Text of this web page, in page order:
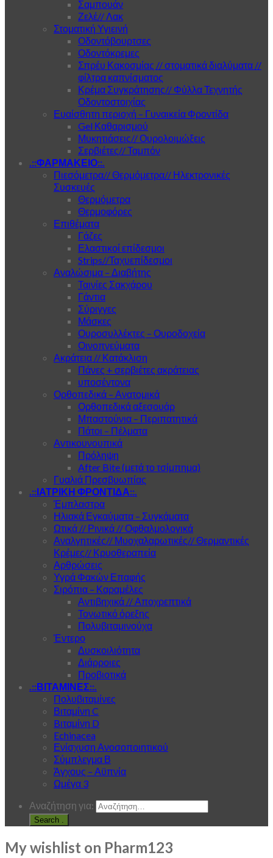
Σαμπουάν
Ζελέ// Λακ
Στοματική Υγιεινή
Οδοντόβουρτσες
Οδοντόκρεμες
Σπρέυ Κακοσμίας // στοματικά διαλύματα //
φίλτρα καπνίσματος
Κρέμα Συγκράτησης// Φύλλα Τεχνητής
Οδοντοστοιχίας
Ευαίσθητη περιοχή – Γυναικεία Φροντίδα
Gel Καθαρισμού
Μυκητιάσεις// Ουρολοιμώξεις
Σερβιέτες// Ταμπόν
.::ΦΑΡΜΑΚΕΙΟ::.
Πιεσόμετρα// Θερμόμετρα// Ηλεκτρονικές
Συσκευές
Θερμόμετρα
Θερμοφόρες
Επιθέματα
Γάζες
Ελαστικοί επίδεσμοι
Strips//Ταχυεπίδεσμοι
Αναλώσιμα – Διαβήτης
Ταινίες Σακχάρου
Γάντια
Σύριγγες
Μάσκες
Ουροσυλλέκτες – Ουροδοχεία
Οινοπνεύματα
Ακράτεια // Κατάκλιση
Πάνες + σερβιέτες ακράτειας
υποσέντονα
Ορθοπεδικά – Ανατομικά
Ορθοπεδικά αξεσουάρ
Μπαστούνια – Περιπατητικά
Πάτοι – Πέλματα
Αντικουνουπικά
Πρόληψη
After Bite (μετά το τσίμπημα)
Γυαλιά Πρεσβυωπίας
.::ΙΑΤΡΙΚΗ ΦΡΟΝΤΙΔΑ::.
Έμπλαστρα
Ηλιακά Εγκαύματα – Συγκάματα
Ωτικά // Ρινικά // Οφθαλμολογικά
Αναλγητικές// Μυοχαλαρωτικές// Θερμαντικές
Κρέμες// Κρυοθεραπεία
Αρθρώσεις
Υγρά Φακών Επαφής
Σιρόπια – Καραμέλες
Αντιβηχικά // Αποχρεπτικά
Τονωτικό όρεξης
Πολυβιταμινούχα
Έντερο
Δυσκοιλιότητα
Διάρροιες
Προβιοτικά
.::ΒΙΤΑΜΙΝΕΣ::.
Πολυβιταμίνες
Βιταμίνη C
Bιταμίνη D
Echinacea
Ενίσχυση Ανοσοποιητικού
Σύμπλεγμα Β
Άγχους – Αϋπνία
Ωμέγα 3
Αναζήτηση για:
.
My wishlist on Pharm123